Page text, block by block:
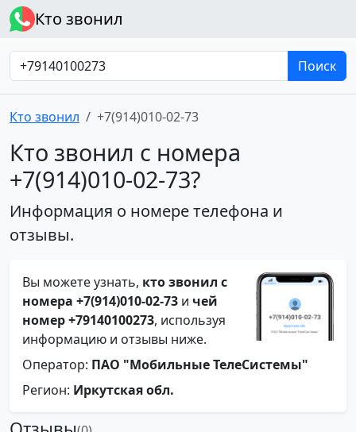
Кто звонил
Поиск
Кто звонил +7(914)010-02-73
Кто звонил с номера
+7(914)010-02-73?
Информация о номере телефона и
отзывы.
Вы можете узнать, кто звонил с
номера +7(914)010-02-73 и чей
номер +79140100273, используя
информацию и отзывы ниже.
Оператор: ПАО "Мобильные ТелеСистемы"
Регион: Иркутская обл.